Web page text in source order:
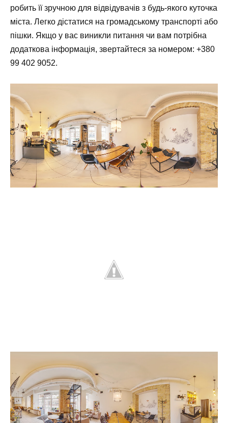
робить її зручною для відвідувачів з будь-якого куточка
міста. Легко дістатися на громадському транспорті або
пішки. Якщо у вас виникли питання чи вам потрібна
додаткова інформація, звертайтеся за номером: +380
99 402 9052.